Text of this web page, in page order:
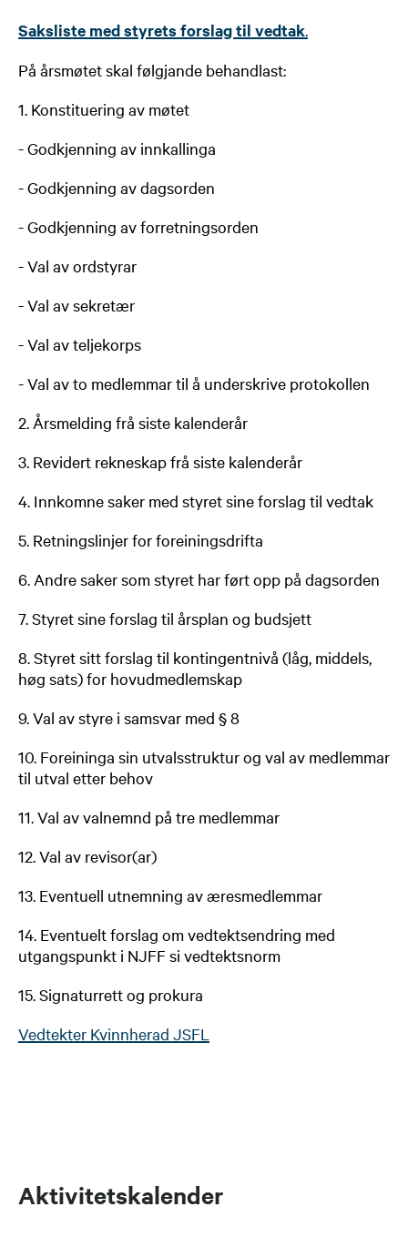
Saksliste med styrets forslag til vedtak.
På årsmøtet skal følgjande behandlast:
1. Konstituering av møtet
- Godkjenning av innkallinga
- Godkjenning av dagsorden
- Godkjenning av forretningsorden
- Val av ordstyrar
- Val av sekretær
- Val av teljekorps
- Val av to medlemmar til å underskrive protokollen
2. Årsmelding frå siste kalenderår
3. Revidert rekneskap frå siste kalenderår
4. Innkomne saker med styret sine forslag til vedtak
5. Retningslinjer for foreiningsdrifta
6. Andre saker som styret har ført opp på dagsorden
7. Styret sine forslag til årsplan og budsjett
8. Styret sitt forslag til kontingentnivå (låg, middels,
høg sats) for hovudmedlemskap
9. Val av styre i samsvar med § 8
10. Foreininga sin utvalsstruktur og val av medlemmar
til utval etter behov
11. Val av valnemnd på tre medlemmar
12. Val av revisor(ar)
13. Eventuell utnemning av æresmedlemmar
14. Eventuelt forslag om vedtektsendring med
utgangspunkt i NJFF si vedtektsnorm
15. Signaturrett og prokura
Vedtekter Kvinnherad JSFL
Aktivitetskalender